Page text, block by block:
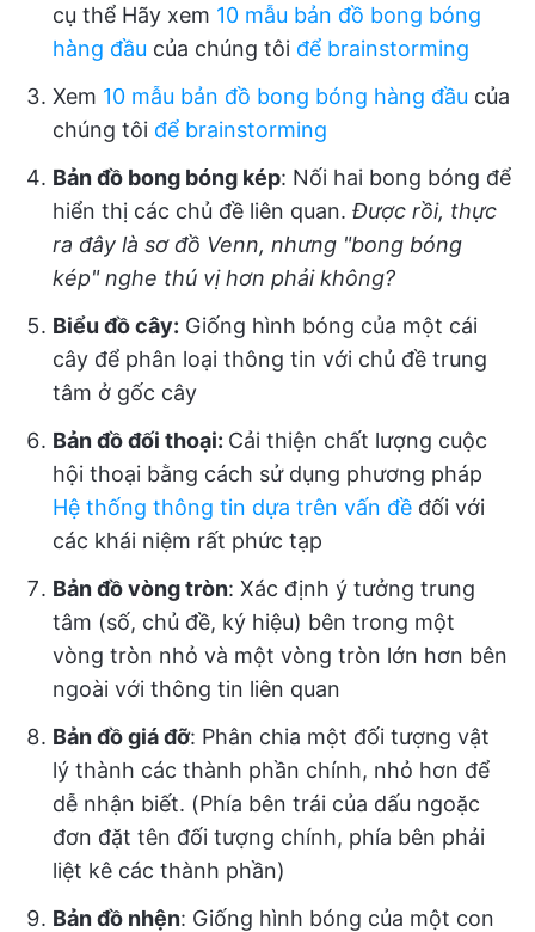
cụ thể Hãy xem 10 mẫu bản đồ bong bóng
hàng đầu của chúng tôi để brainstorming
Xem 10 mẫu bản đồ bong bóng hàng đầu của
chúng tôi để brainstorming
Bản đồ bong bóng kép: Nối hai bong bóng để
hiển thị các chủ đề liên quan. Được rồi, thực
ra đây là sơ đồ Venn, nhưng "bong bóng
kép" nghe thú vị hơn phải không?
Biểu đồ cây: Giống hình bóng của một cái
cây để phân loại thông tin với chủ đề trung
tâm ở gốc cây
Bản đồ đối thoại: Cải thiện chất lượng cuộc
hội thoại bằng cách sử dụng phương pháp
Hệ thống thông tin dựa trên vấn đề đối với
các khái niệm rất phức tạp
Bản đồ vòng tròn: Xác định ý tưởng trung
tâm (số, chủ đề, ký hiệu) bên trong một
vòng tròn nhỏ và một vòng tròn lớn hơn bên
ngoài với thông tin liên quan
Bản đồ giá đỡ: Phân chia một đối tượng vật
lý thành các thành phần chính, nhỏ hơn để
dễ nhận biết. (Phía bên trái của dấu ngoặc
đơn đặt tên đối tượng chính, phía bên phải
liệt kê các thành phần)
Bản đồ nhện: Giống hình bóng của một con